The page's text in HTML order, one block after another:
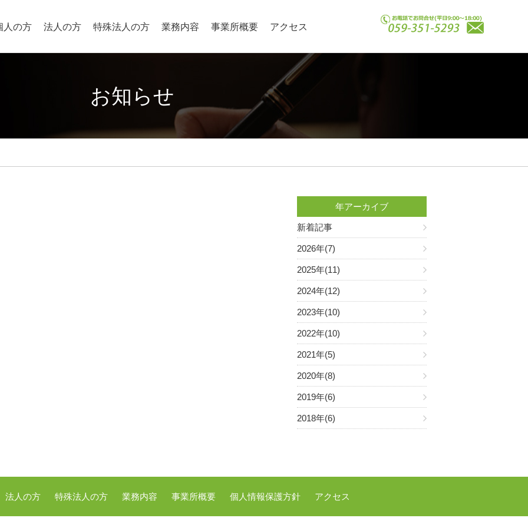
人の方 法人の方 特殊法人の方 業務内容 事業所概要 アクセス
お知らせ
年アーカイブ
新着記事
2026年(7)
2025年(11)
2024年(12)
2023年(10)
2022年(10)
2021年(5)
2020年(8)
2019年(6)
2018年(6)
法人の方 特殊法人の方 業務内容 事業所概要 個人情報保護方針 アクセス